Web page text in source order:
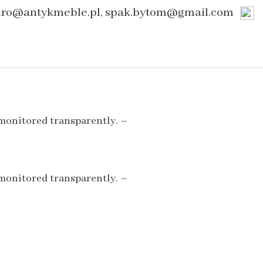
spak.bytom@gmail.com
transparently. –
transparently. –